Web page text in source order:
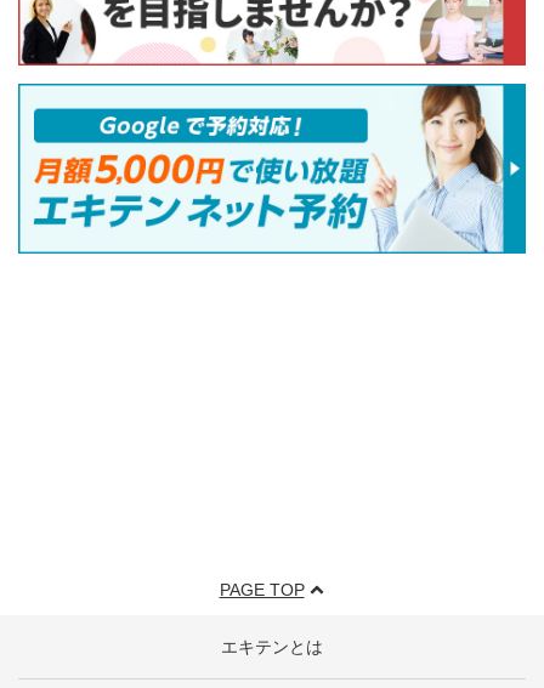
PAGE TOP
エキテンとは